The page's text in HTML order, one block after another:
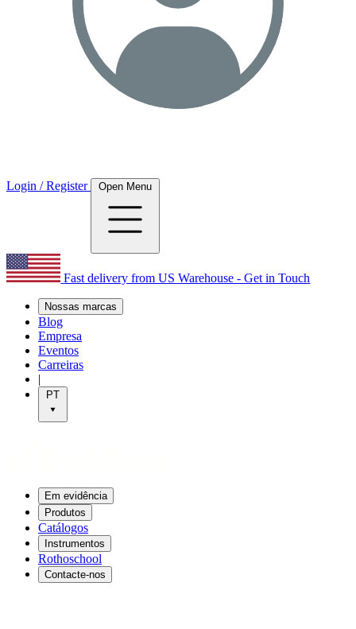
Login / Register Open Menu
Fast delivery from US Warehouse - Get in Touch
Nossas marcas
Blog
Empresa
Eventos
Carreiras
|
PT
Em evidência
Produtos
Catálogos
Instrumentos
Rothoschool
Contacte-nos